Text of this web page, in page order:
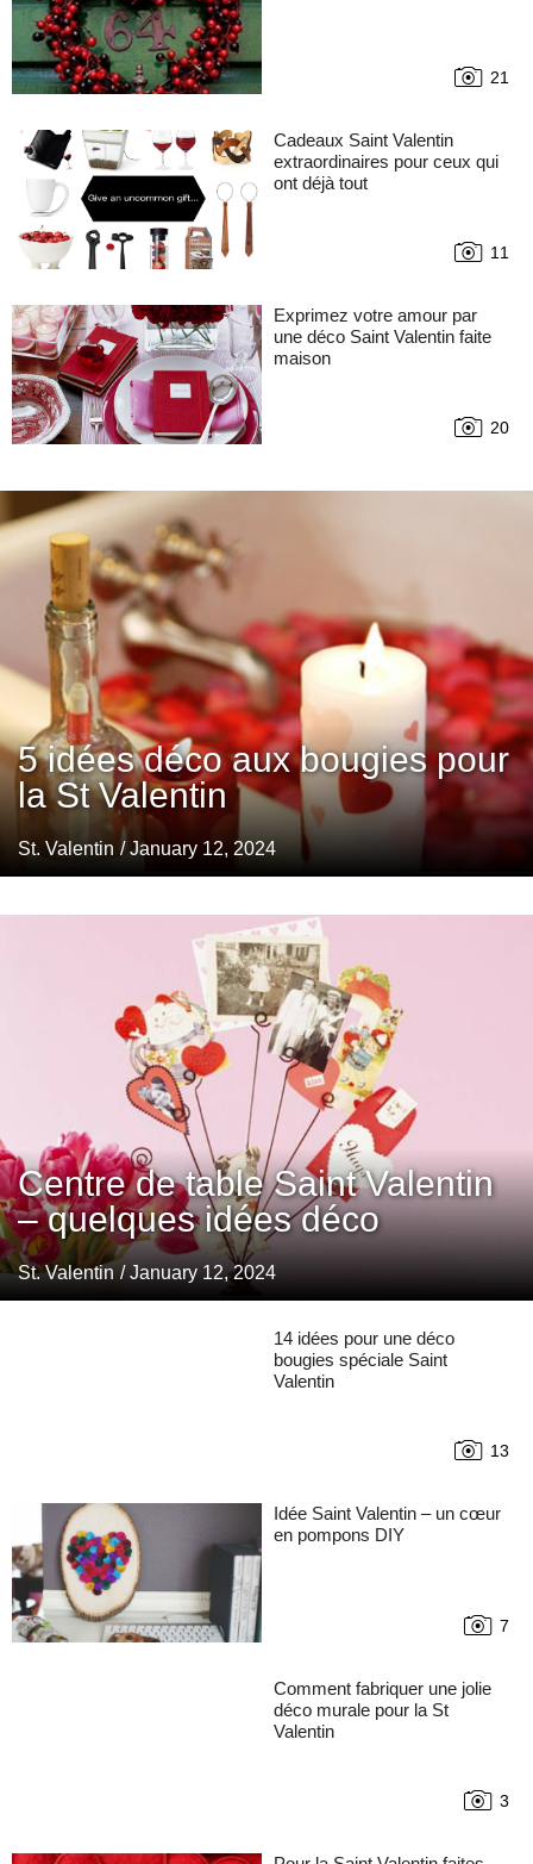
21
Cadeaux Saint Valentin
extraordinaires pour ceux qui
ont déjà tout
11
Exprimez votre amour par
une déco Saint Valentin faite
maison
20
5 idées déco aux bougies pour
la St Valentin
St. Valentin / January 12, 2024
Centre de table Saint Valentin
– quelques idées déco
St. Valentin / January 12, 2024
14 idées pour une déco
bougies spéciale Saint
Valentin
13
Idée Saint Valentin – un cœur
en pompons DIY
7
Comment fabriquer une jolie
déco murale pour la St
Valentin
3